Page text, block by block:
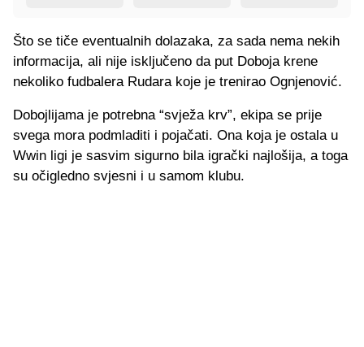
Što se tiče eventualnih dolazaka, za sada nema nekih
informacija, ali nije isključeno da put Doboja krene
nekoliko fudbalera Rudara koje je trenirao Ognjenović.
Dobojlijama je potrebna “svježa krv”, ekipa se prije
svega mora podmladiti i pojačati. Ona koja je ostala u
Wwin ligi je sasvim sigurno bila igrački najlošija, a toga
su očigledno svjesni i u samom klubu.